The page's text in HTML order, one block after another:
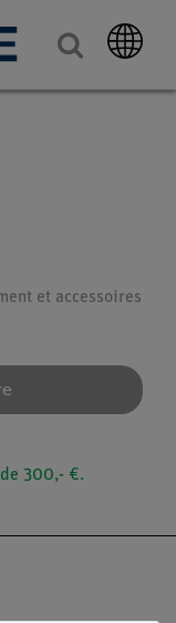
et accessoires
300,- €.